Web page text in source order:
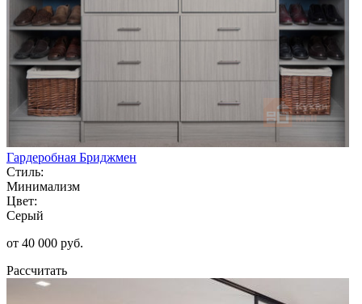
Гардеробная Бриджмен
Стиль:
Минимализм
Цвет:
Серый
от 40 000 руб.
Рассчитать